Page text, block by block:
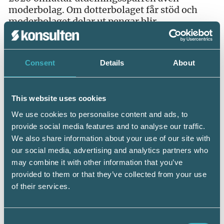
Consent Details About
This website uses cookies
We use cookies to personalise content and ads, to
provide social media features and to analyse our traffic.
We also share information about your use of our site with
our social media, advertising and analytics partners who
may combine it with other information that you’ve
provided to them or that they’ve collected from your use
of their services.
moderbolag. Om dotterbolaget får stöd och
moderbolaget delar ut pengar blir
konsekvensen att dotterbolaget mister stöder.
årsredovisningar med bokslutsdag inom sex
avslutats. Fatta inga beslut om utdelningar och
betala inte ut några utdelningar förrän tidigast
sex månader efter det att stödperioden har
avslutats. Om koncernbidrag ändå har
redovisats eller utdelning ändå har skett under
den period som enligt Tillväxtverket är
förbjuden och Tillväxtverket därför har fattat
överklaga. Om du överklagar, överklaga i rätt
tid – dvs. inom tre veckor från delgivning.